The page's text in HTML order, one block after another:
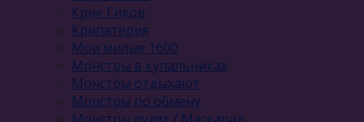
Крик Гиков
Крипатерия
Мои милые 1600
Монстры в купальниках
Монстры отдыхают
Монстры по обмену